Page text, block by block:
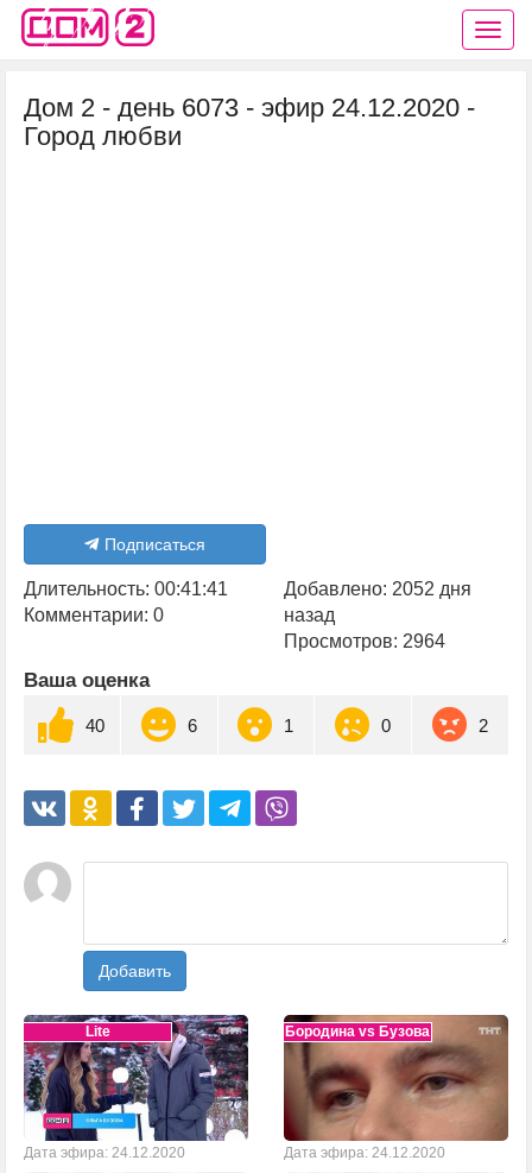
Дом 2 - день 6073 - эфир 24.12.2020 -
Город любви
Подписаться
Длительность: 00:41:41
Комментарии: 0
Добавлено: 2052 дня
назад
Просмотров: 2964
Ваша оценка
40 6 1 0 2
Добавить
Lite
Дата эфира: 24.12.2020
Бородина vs Бузова
Дата эфира: 24.12.2020